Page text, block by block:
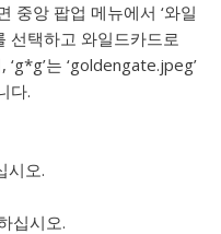
중앙 팝업 메뉴에서 ‘와일
선택하고 와일드카드로
‘g*g’는 ‘goldengate.jpeg’
다.
시오.
십시오.